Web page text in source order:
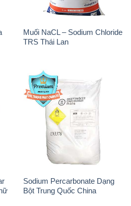
Muối NaCL – Sodium Chloride
TRS Thái Lan
Sodium Percarbonate Dạng
Bột Trung Quốc China